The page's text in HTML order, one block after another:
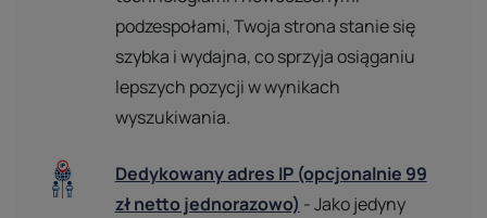
podzespołami, Twoja strona stanie się
szybka i wydajna, co sprzyja osiąganiu
lepszych pozycji w wynikach
wyszukiwania.
Dedykowany adres IP (opcjonalnie 99
zł netto jednorazowo) - Jako jedyny